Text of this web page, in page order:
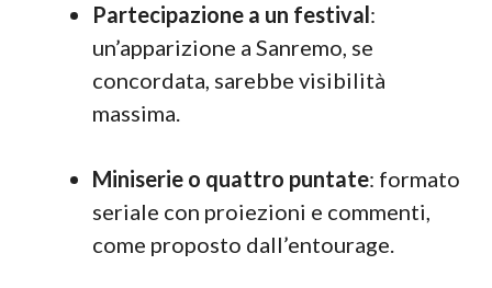
Partecipazione a un festival:
un’apparizione a Sanremo, se
concordata, sarebbe visibilità
massima.
Miniserie o quattro puntate: formato
seriale con proiezioni e commenti,
come proposto dall’entourage.